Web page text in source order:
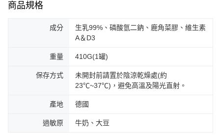
商品規格
成分
生乳99%、磷酸氫二鈉、鹿角菜膠、維生素
A＆D3
重量 410G(1罐)
保存方式
未開封前請置於陰涼乾燥處(約
23℃~37℃)，避免高溫及陽光直射。
產地 德國
過敏原 牛奶、大豆